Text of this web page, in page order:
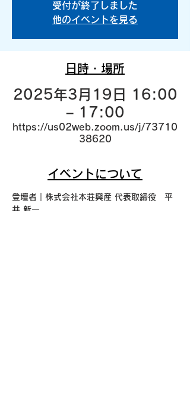
受付が終了しました
他のイベントを見る
日時・場所
2025年3月19日 16:00
– 17:00
https://us02web.zoom.us/j/73710
38620
イベントについて
登壇者｜株式会社本荘興産 代表取締役　平
井 新一